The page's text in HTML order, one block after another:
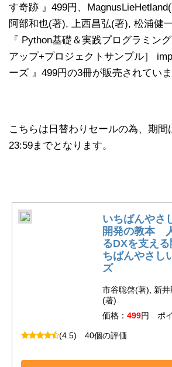
す奇跡 』499円、
阿部和也(著), 上西昌弘(著), 松浦健
『 Python基礎＆実践プログラミン
アップ+プロジェクトサンプル］
ーズ 』499円の3冊が販売されていま
こちらは日替わりセールの為、期間
23:59までとなります。
いちばんやさ
開発の教本
るDXを支え
ちばんやさし
ズ
市谷聡啓(著), 新
(著)
価格： 499円 ポイ
(4.5) 40個の評価